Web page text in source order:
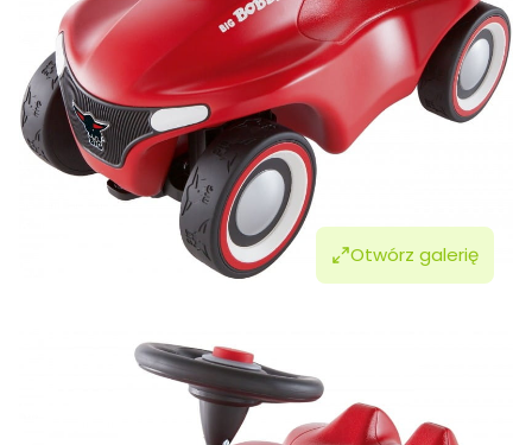
Otwórz galerię